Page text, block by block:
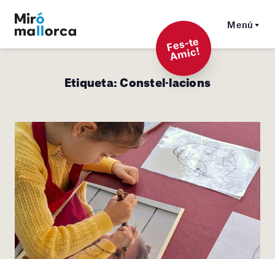
Menú
F
es-t
e
A
mi
c!
Etiqueta:Constel·lacions